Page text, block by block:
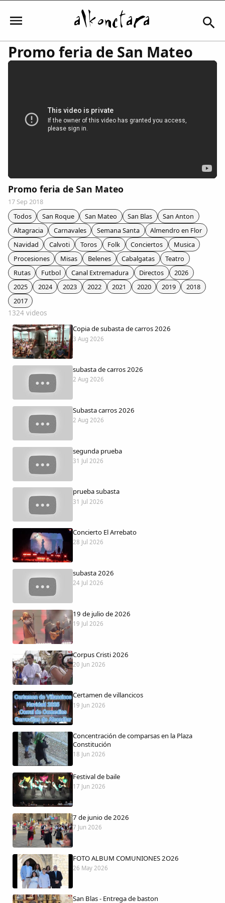
Mi Cuenta
Comunidad
Colaboradores
AlkoTV
Biblioteca
Periódico Alconétar
Foros
Idiosincrasia
Diccionario
Traductor
Dichos
Cancionero Local
Apodos
Peñas
La palra
Modo oscuro
Promo feria de San Mateo
Promo feria de San Mateo
17 Sep 2018
Todos
San Roque San Mateo San Blas
San Anton
Altagracia
Carnavales Semana Santa
Almendro en Flor
Navidad
Calvoti Toros Folk Conciertos
Musica
Procesiones
Misas Belenes Cabalgatas
Teatro
Rutas
Futbol Canal Extremadura Directos
2026
2025
2024 2023 2022 2021 2020 2019
2018
2017
1324 videos
Copia de subasta de carros 2026
3 Aug 2026
subasta de carros 2026
2 Aug 2026
Subasta carros 2026
2 Aug 2026
segunda prueba
31 Jul 2026
prueba subasta
31 Jul 2026
Concierto El Arrebato
28 Jul 2026
subasta 2026
24 Jul 2026
19 de julio de 2026
19 Jul 2026
Corpus Cristi 2026
20 Jun 2026
Certamen de villancicos
19 Jun 2026
Concentración de comparsas en la Plaza
Constitución
18 Jun 2026
Festival de baile
17 Jun 2026
7 de junio de 2026
7 Jun 2026
FOTO ALBUM COMUNIONES 2O26
26 May 2026
San Blas - Entrega de baston
Compartir en Facebook
Compartir en Twitter
Copiar enlace